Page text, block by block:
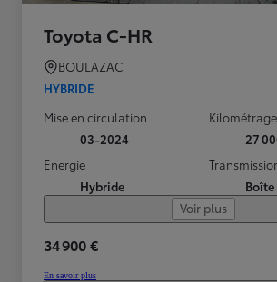
Toyota C-HR
BOULAZAC
HYBRIDE
Mise en circulation
03-2024
Kilométrage
27
Energie
Hybride
Voir plus
34 900 €
En savoir plus